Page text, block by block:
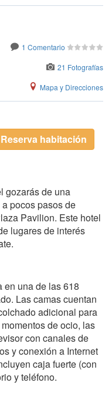
1 Comentario
21 Fotografías
Mapa y Direcciones
Reserva habitación
gozarás de una
pocos pasos de
Pavilion. Este hotel
lugares de interés
en una de las 618
Las camas cuentan
adicional para
de ocio, las
con canales de
y conexión a Internet
caja fuerte (con
y teléfono.